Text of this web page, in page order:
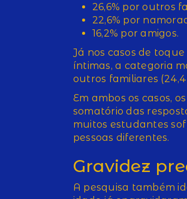
26,6% por outros
22,6% por
16,2% por amigos.
Já nos casos de
íntimas, a categoria
outros familiares
Em ambos os casos,
somatório das
muitos estudantes
pessoas diferentes.
Gravidez
A pesquisa também